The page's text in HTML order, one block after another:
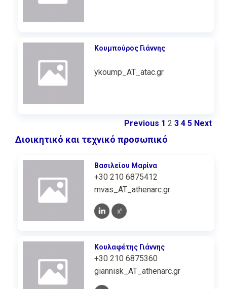
Κουμπούρος Γιάννης
ykoump_AT_atac.gr
Previous 1 2 3 4 5 Next
Διοικητικό και τεχνικό προσωπικό
Βασιλείου Μαρίνα
+30 210 6875412
mvas_AT_athenarc.gr
Κουλαφέτης Γιάννης
+30 210 6875360
giannisk_AT_athenarc.gr